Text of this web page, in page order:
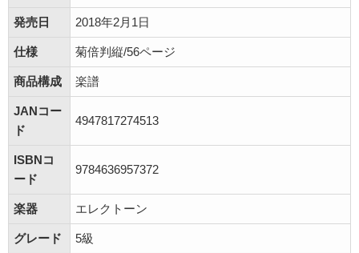
発売日 2018年2月1日
仕様 菊倍判縦/56ページ
商品構成 楽譜
JANコー
ド
4947817274513
ISBNコ
ード
9784636957372
楽器 エレクトーン
グレード 5級